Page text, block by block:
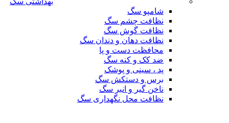
شامپو سگ
نظافت چشم سگ
نظافت گوش سگ
نظافت دهان و دندان سگ
محافظت دست و پا
ضد کک و کنه سگ
پد ، سینی و پوشک
برس و دستکش سگ
ناخن گیر و انبر سگ
نظافت محل نگهداری سگ